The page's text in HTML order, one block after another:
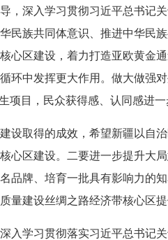
，深入学习贯彻习近平总书记
民族共同体意识、推进中华民
心区建设，着力打造亚欧黄金
环中发挥更大作用。做大做强
项目，民众获得感、认同感进
设取得的成效，希望新疆以自
心区建设。二要进一步提升大
品牌、培育一批具有影响力的
量建设丝绸之路经济带核心区提
入学习贯彻落实习近平总书记